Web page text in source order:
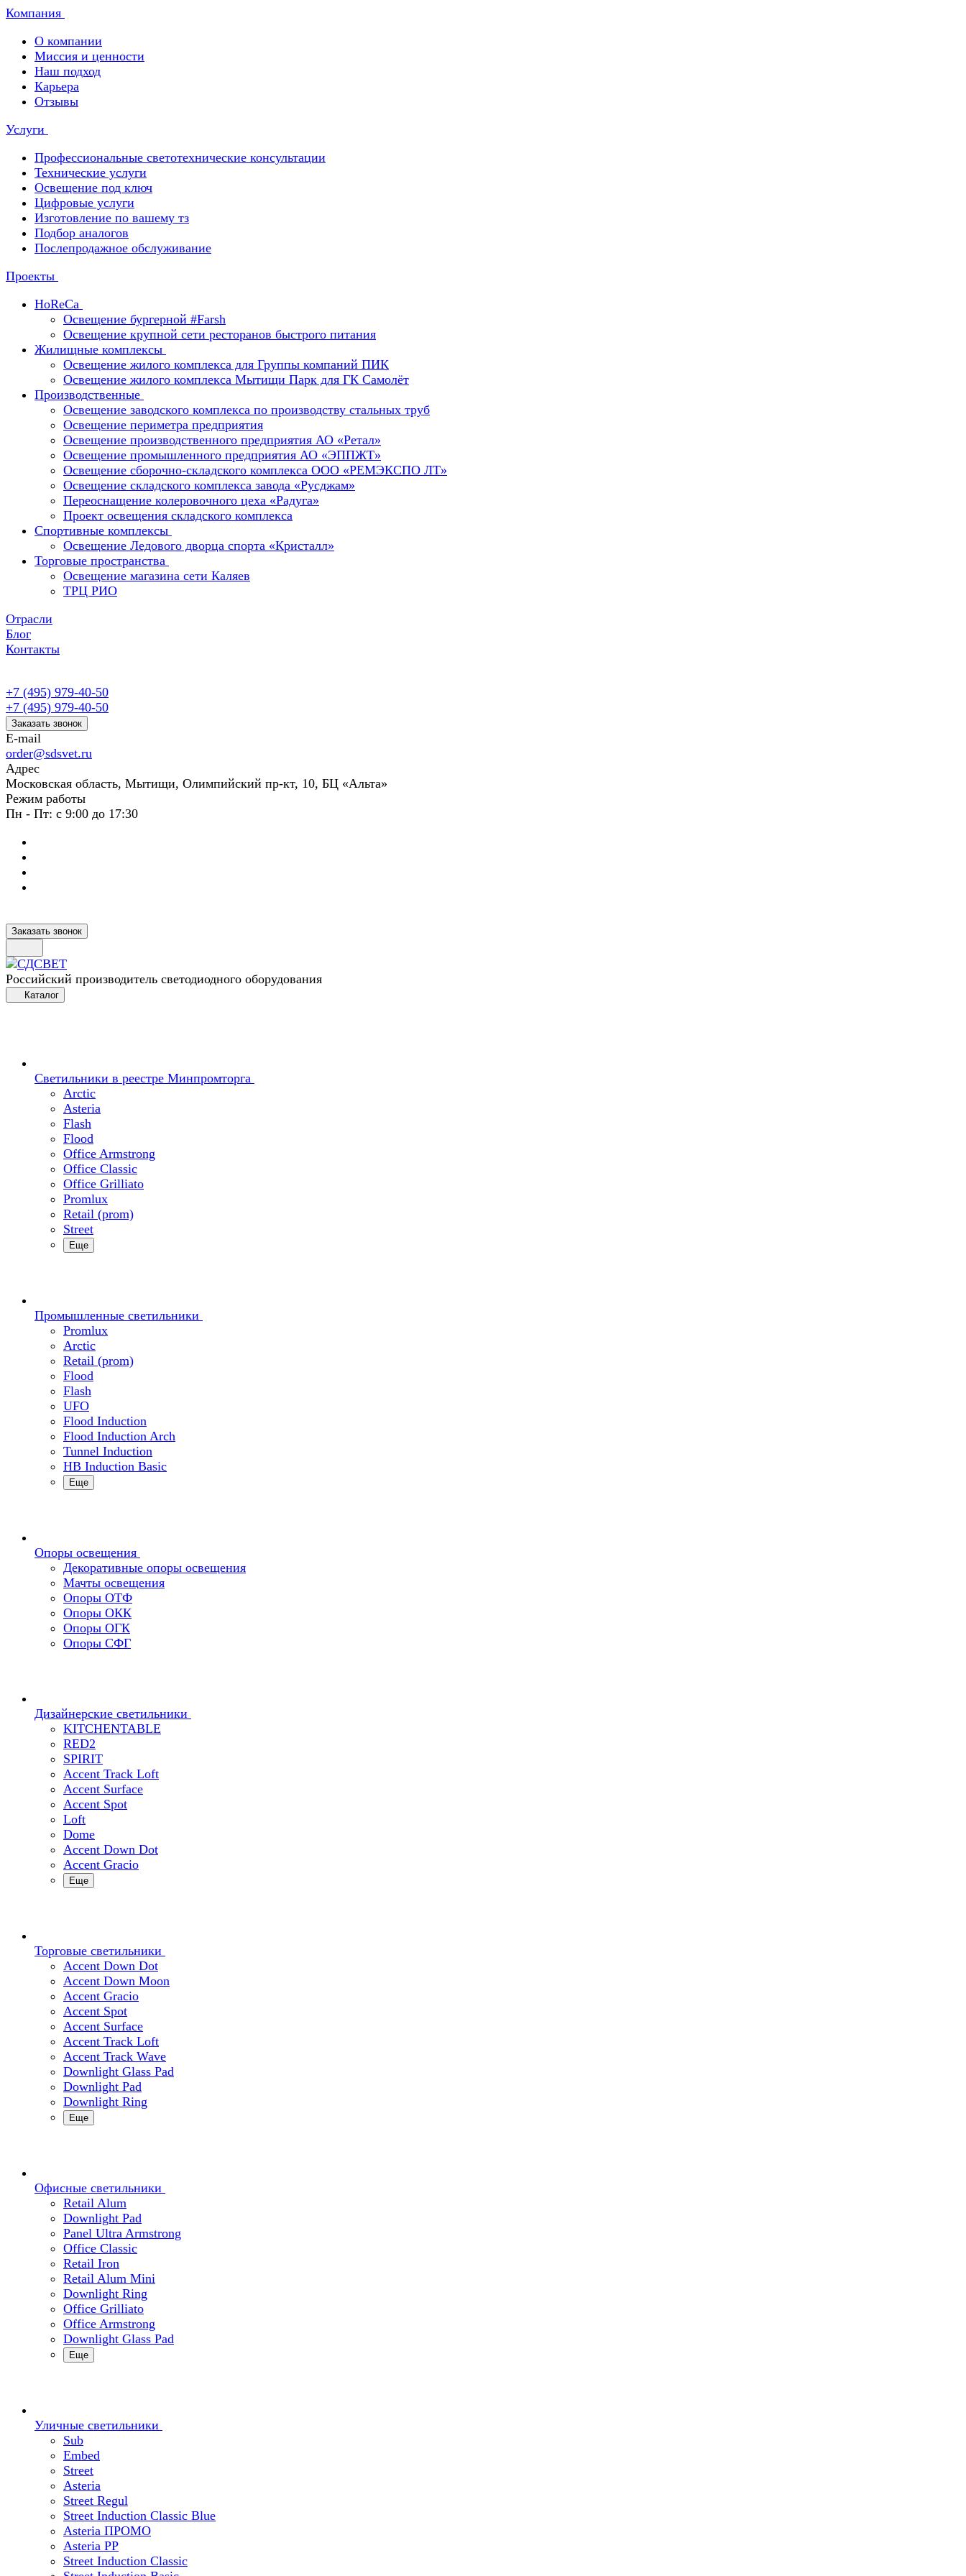
Компания
О компании
Миссия и ценности
Наш подход
Карьера
Отзывы
Услуги
Профессиональные светотехнические консультации
Технические услуги
Освещение под ключ
Цифровые услуги
Изготовление по вашему тз
Подбор аналогов
Послепродажное обслуживание
Проекты
HoReCa
Освещение бургерной #Farsh
Освещение крупной сети ресторанов быстрого питания
Жилищные комплексы
Освещение жилого комплекса для Группы компаний ПИК
Освещение жилого комплекса Мытищи Парк для ГК Самолёт
Производственные
Освещение заводского комплекса по производству стальных труб
Освещение периметра предприятия
Освещение производственного предприятия АО «Ретал»
Освещение промышленного предприятия АО «ЭППЖТ»
Освещение сборочно-складского комплекса ООО «РЕМЭКСПО ЛТ»
Освещение складского комплекса завода «Русджам»
Переоснащение колеровочного цеха «Радуга»
Проект освещения складского комплекса
Спортивные комплексы
Освещение Ледового дворца спорта «Кристалл»
Торговые пространства
Освещение магазина сети Каляев
ТРЦ РИО
Отрасли
Блог
Контакты
+7 (495) 979-40-50
+7 (495) 979-40-50
Заказать звонок
E-mail
order@sdsvet.ru
Адрес
Московская область, Мытищи, Олимпийский пр-кт, 10, БЦ «Альта»
Режим работы
Пн - Пт: с 9:00 до 17:30
Заказать звонок
Российский производитель светодиодного оборудования
Каталог
Светильники в реестре Минпромторга
Arctic
Asteria
Flash
Flood
Office Armstrong
Office Classic
Office Grilliato
Promlux
Retail (prom)
Street
Еще
Промышленные светильники
Promlux
Arctic
Retail (prom)
Flood
Flash
UFO
Flood Induction
Flood Induction Arch
Tunnel Induction
HB Induction Basic
Еще
Опоры освещения
Декоративные опоры освещения
Мачты освещения
Опоры ОТФ
Опоры ОКК
Опоры ОГК
Опоры СФГ
Дизайнерские светильники
KITCHENTABLE
RED2
SPIRIT
Accent Track Loft
Accent Surface
Accent Spot
Loft
Dome
Accent Down Dot
Accent Gracio
Еще
Торговые светильники
Accent Down Dot
Accent Down Moon
Accent Gracio
Accent Spot
Accent Surface
Accent Track Loft
Accent Track Wave
Downlight Glass Pad
Downlight Pad
Downlight Ring
Еще
Офисные светильники
Retail Alum
Downlight Pad
Panel Ultra Armstrong
Office Classic
Retail Iron
Retail Alum Mini
Downlight Ring
Office Grilliato
Office Armstrong
Downlight Glass Pad
Еще
Уличные светильники
Sub
Embed
Street
Asteria
Street Regul
Street Induction Classic Blue
Asteria ПРОМО
Asteria PP
Street Induction Classic